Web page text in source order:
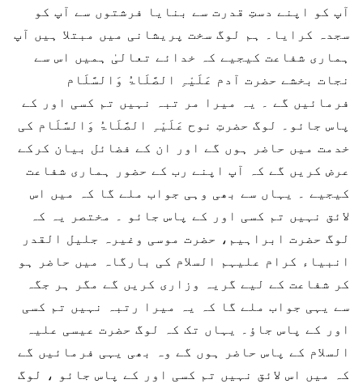
آپ کو اپنے دستِ قدرت سے بنایا فرشتوں سے آپ کو
سجدہ کرایا۔ ہم لوگ سخت پریشانی میں مبتلا ہیں آپ
ہماری شفاعت کیجیے کہ خدائے تعالیٰ ہمیں اس سے
نجات بخشے حضرت آدم عَلَیْہِ الصَّلَاۃُ وَالسَّلَام
فرمائیں گے ۔ یہ میرا مر تبہ نہیں تم کسی اور کے
پاس جائو۔ لوگ حضرتِ نوح عَلَیْہِ الصَّلَاۃُ وَالسَّلَام کی
خدمت میں حاضر ہوں گے اور ان کے فضائل بیان کرکے
عرض کریں گے کہ آپ اپنے رب کے حضور ہماری شفاعت
کیجیے ۔ یہاں سے بھی وہی جواب ملے گا کہ میں اس
لائق نہیں تم کسی اور کے پاس جائو ۔ مختصر یہ کہ
لوگ حضرت ابراہیم، حضرت موسی وغیرہ جلیل القدر
انبیاء کرام علیہم السلام کی بارگاہ میں حاضر ہو
کر شفاعت کے لیے گریہ وزاری کریں گے مگر ہر جگہ
سے یہی جواب ملے گا کہ یہ میرا رتبہ نہیں تم کسی
اور کے پاس جاؤ۔ یہاں تک کہ لوگ حضرت عیسی علیہ
السلام کے پاس حاضر ہوں گے وہ بھی یہی فرمائیں گے
کہ میں اس لائق نہیں تم کسی اور کے پاس جائو ، لوگ